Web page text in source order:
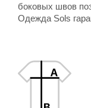
боковых швов
Одежда Sols